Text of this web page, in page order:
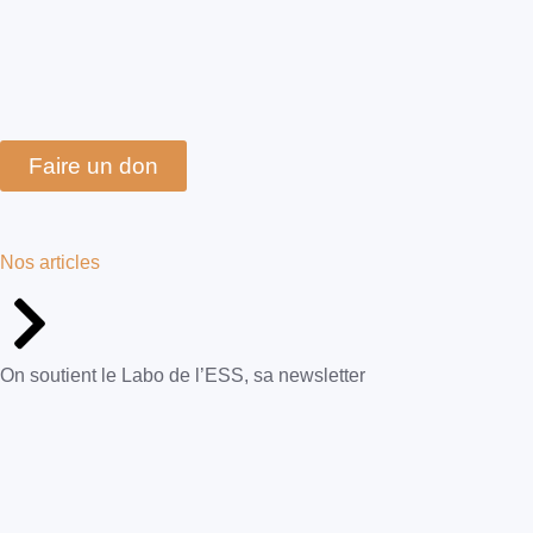
Faire un don
Nos articles
On soutient le Labo de l’ESS, sa newsletter